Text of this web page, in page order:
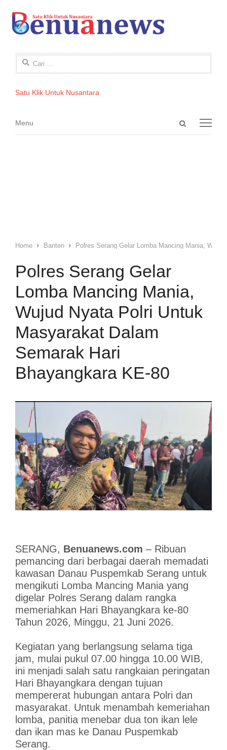
Cari
Satu Klik Untuk Nusantara
Open
Menu
Menu
Home Banten Polres Serang Gelar Lomba Mancing Mania,
Polres Serang Gelar
Lomba Mancing Mania,
Wujud Nyata Polri Untuk
Masyarakat Dalam
Semarak Hari
Bhayangkara KE-80
SERANG, Benuanews.com – Ribuan
pemancing dari berbagai daerah memadati
kawasan Danau Puspemkab Serang untuk
mengikuti Lomba Mancing Mania yang
digelar Polres Serang dalam rangka
memeriahkan Hari Bhayangkara ke-80
Tahun 2026, Minggu, 21 Juni 2026.
Kegiatan yang berlangsung selama tiga
jam, mulai pukul 07.00 hingga 10.00 WIB,
ini menjadi salah satu rangkaian peringatan
Hari Bhayangkara dengan tujuan
mempererat hubungan antara Polri dan
masyarakat. Untuk menambah kemeriahan
lomba, panitia menebar dua ton ikan lele
dan ikan mas ke Danau Puspemkab
Serang.